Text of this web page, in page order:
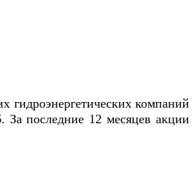
гидроэнергетических компаний
За последние 12 месяцев акции